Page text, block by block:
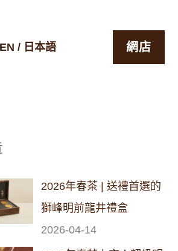
EN / 日本語 網店
2026年春茶 | 送禮首選的
獅峰明前龍井禮盒
2026-04-14